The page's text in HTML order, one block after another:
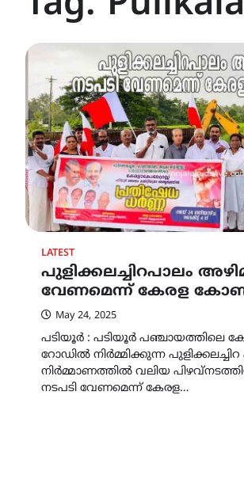
LATEST
പുളിക്കലച്ചിറപാലം
വേണമെന്ന് കേരള
May 24, 2025
പടിയൂർ : പടിയൂർ പഞ്ചായത്തിലെ
റോഡിൽ നിർമ്മിക്കുന്ന പുളിക്കലച്ചിറ
നിർമ്മാണത്തിൽ വലിയ
നടപടി വേണമെന്ന് കേരള…